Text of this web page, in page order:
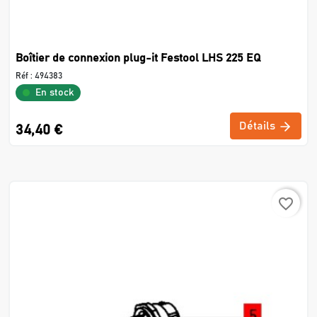
Boîtier de connexion plug-it Festool LHS 225 EQ
Réf : 494383
En stock
34,40 € Détails
favorite_border